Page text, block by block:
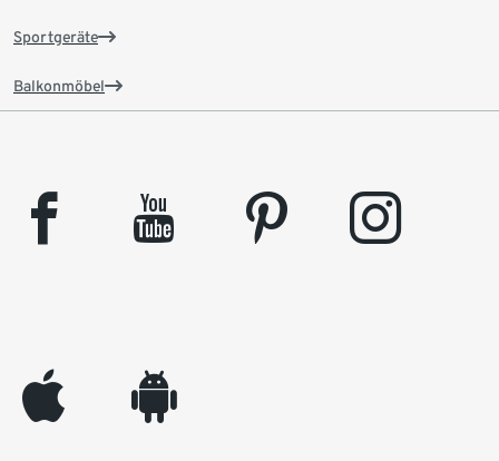
Sportgeräte
Balkonmöbel
facebook youtube pinterest instagram
appleinc android